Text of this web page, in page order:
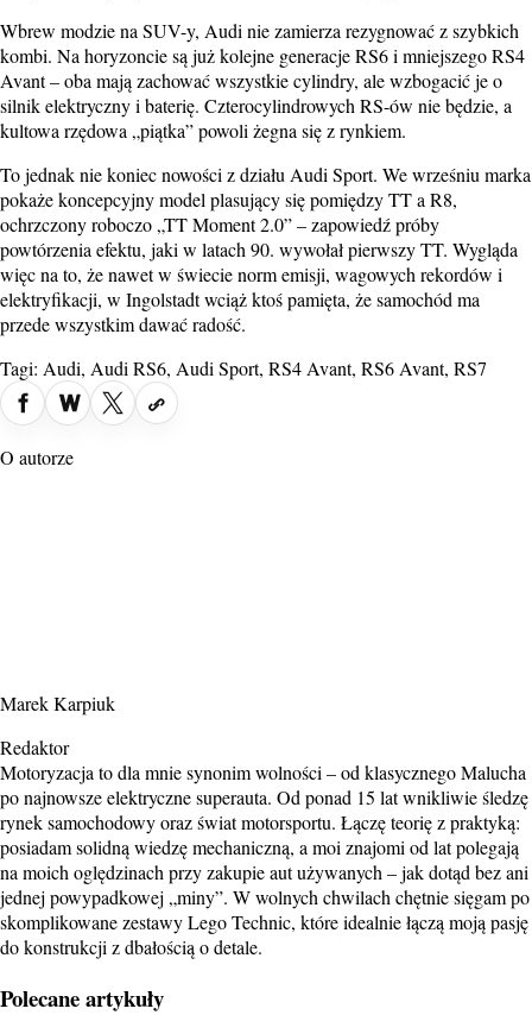
Wbrew modzie na SUV-y, Audi nie zamierza rezygnować z szybkich
kombi. Na horyzoncie są już kolejne generacje RS6 i mniejszego RS4
Avant – oba mają zachować wszystkie cylindry, ale wzbogacić je o
silnik elektryczny i baterię. Czterocylindrowych RS-ów nie będzie, a
kultowa rzędowa „piątka” powoli żegna się z rynkiem.
To jednak nie koniec nowości z działu Audi Sport. We wrześniu marka
pokaże koncepcyjny model plasujący się pomiędzy TT a R8,
ochrzczony roboczo „TT Moment 2.0” – zapowiedź próby
powtórzenia efektu, jaki w latach 90. wywołał pierwszy TT. Wygląda
więc na to, że nawet w świecie norm emisji, wagowych rekordów i
elektryfikacji, w Ingolstadt wciąż ktoś pamięta, że samochód ma
przede wszystkim dawać radość.
Tagi: Audi, Audi RS6, Audi Sport, RS4 Avant, RS6 Avant, RS7
O autorze
Marek Karpiuk
Redaktor
Motoryzacja to dla mnie synonim wolności – od klasycznego Malucha
po najnowsze elektryczne superauta. Od ponad 15 lat wnikliwie śledzę
rynek samochodowy oraz świat motorsportu. Łączę teorię z praktyką:
posiadam solidną wiedzę mechaniczną, a moi znajomi od lat polegają
na moich oględzinach przy zakupie aut używanych – jak dotąd bez ani
jednej powypadkowej „miny”. W wolnych chwilach chętnie sięgam po
skomplikowane zestawy Lego Technic, które idealnie łączą moją pasję
do konstrukcji z dbałością o detale.
Polecane artykuły